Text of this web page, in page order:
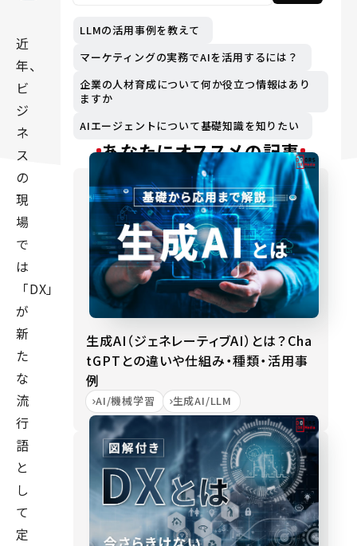
近
年、
ビ
ジ
ネ
ス
の
現
場
で
は
「DX」
が
新
た
な
流
行
語
と
し
て
定
LLMの活用事例を教えて
マーケティングの実務でAIを活用するには？
企業の人材育成について何か役立つ情報はあり
ますか
AIエージェントについて基礎知識を知りたい
あなたにオススメの記事
生成AI（ジェネレーティブAI）とは？Cha
tGPTとの違いや仕組み・種類・活用事
例
AI/機械学習 生成AI/LLM